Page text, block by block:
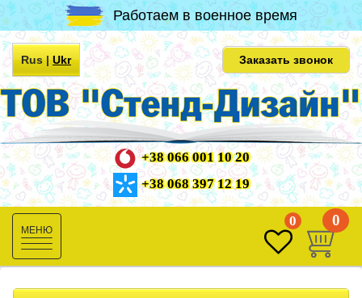
Работаем в военное время
Rus|Ukr Заказать звонок
+38 066 001 10 20
+38 068 397 12 19
Toggle
navigation
0 0